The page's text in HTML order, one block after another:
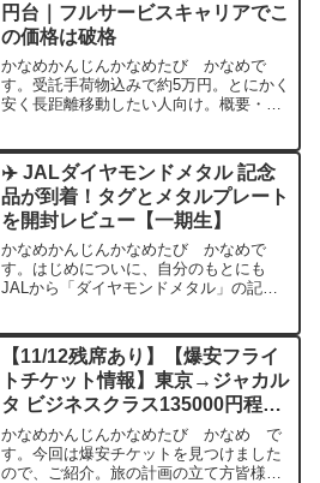
円台｜フルサービスキャリアでこ
の価格は破格
かなめかんじんかなめたび かなめで
す。受託手荷物込みで約5万円。とにかく
安く長距離移動したい人向け。概要・航
（往復）・日程例：10月14日〜18日・ク
ラス：エコ...
✈️ JALダイヤモンドメタル 記念
品が到着！タグとメタルプレート
を開封レビュー【一期生】
かなめかんじんかなめたび かなめで
す。はじめについに、自分のもとにも
JALから「ダイヤモンドメタル」の記念
員だけが対象となる、今年新たに導入さ
れた最上位ステータスです...
【11/12残席あり】【爆安フライ
トチケット情報】東京→ジャカル
タ ビジネスクラス135000円程
「追記有り」
かなめかんじんかなめたび かなめ で
す。今回は爆安チケットを見つけました
ので、ご紹介。旅の計画の立て方皆様、